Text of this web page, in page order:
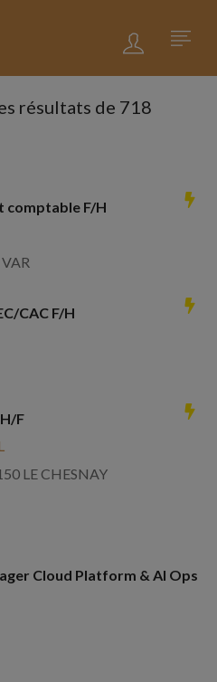
résultats de 718
comptable F/H
CAC F/H
F
LE CHESNAY
Cloud Platform & AI Ops